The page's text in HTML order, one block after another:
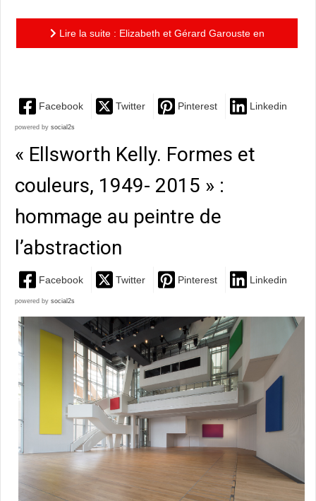
Lire la suite : Elizabeth et Gérard Garouste en
Facebook Twitter Pinterest Linkedin
powered by social2s
« Ellsworth Kelly. Formes et
couleurs, 1949- 2015 » :
hommage au peintre de
l’abstraction
Facebook Twitter Pinterest Linkedin
powered by social2s